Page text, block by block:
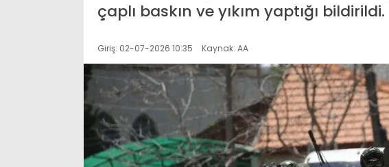
çaplı baskın ve yıkım yaptığı bildirildi.
Giriş: 02-07-2026 10:35 Kaynak: AA